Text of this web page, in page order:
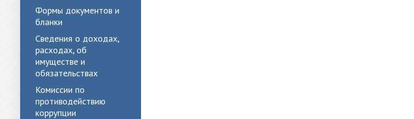
Формы документов и
бланки
Сведения о доходах,
расходах, об
имуществе и
обязательствах
Комиссии по
противодействию
коррупции